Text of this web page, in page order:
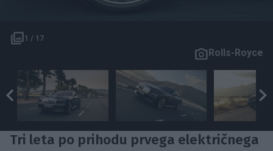
1 / 17
Rolls-Royce
Tri leta po prihodu prvega električnega